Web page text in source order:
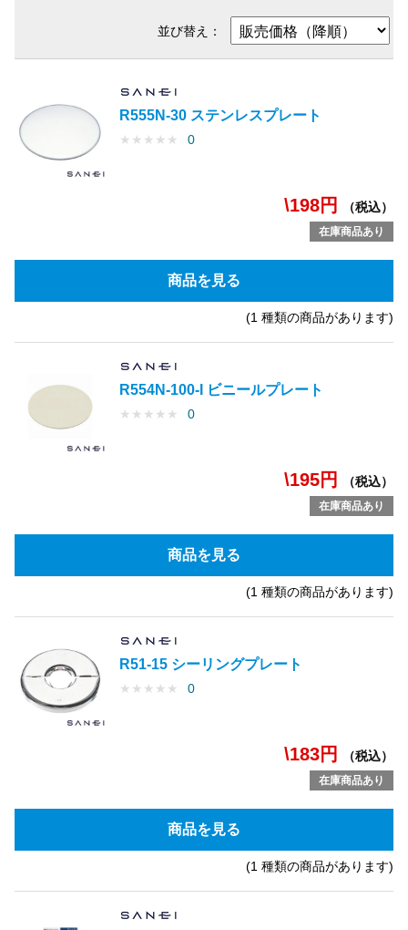
並び替え：
R555N-30 ステンレスプレート
★ ★ ★ ★ ★ 0
\198円 （税込）
在庫商品あり
商品を見る
(1 種類の商品があります)
R554N-100-I ビニールプレート
★ ★ ★ ★ ★ 0
\195円 （税込）
在庫商品あり
商品を見る
(1 種類の商品があります)
R51-15 シーリングプレート
★ ★ ★ ★ ★ 0
\183円 （税込）
在庫商品あり
商品を見る
(1 種類の商品があります)